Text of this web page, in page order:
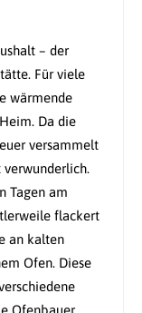
– der
Für viele
wärmende
Da die
versammelt
verwunderlich.
Tagen am
flackert
an kalten
Ofen. Diese
Ofenbauer